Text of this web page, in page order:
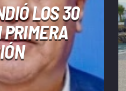
LOS 30
PRIMERA